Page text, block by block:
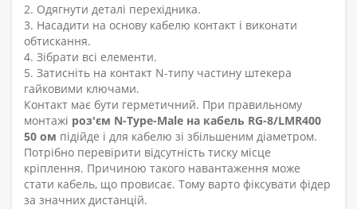
2. Одягнути деталі перехідника.
3. Насадити на основу кабелю контакт і виконати
обтискання.
4. Зібрати всі елементи.
5. Затисніть на контакт N-типу частину штекера
гайковими ключами.
Контакт має бути герметичний. При правильному
монтажі роз'єм N-Type-Male на кабель RG-8/LMR400
50 ом підійде і для кабелю зі збільшеним діаметром.
Потрібно перевірити відсутність тиску місце
кріплення. Причиною такого навантаження може
стати кабель, що провисає. Тому варто фіксувати фідер
за значних дистанцій.